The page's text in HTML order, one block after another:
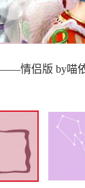
——情侣版 by喵